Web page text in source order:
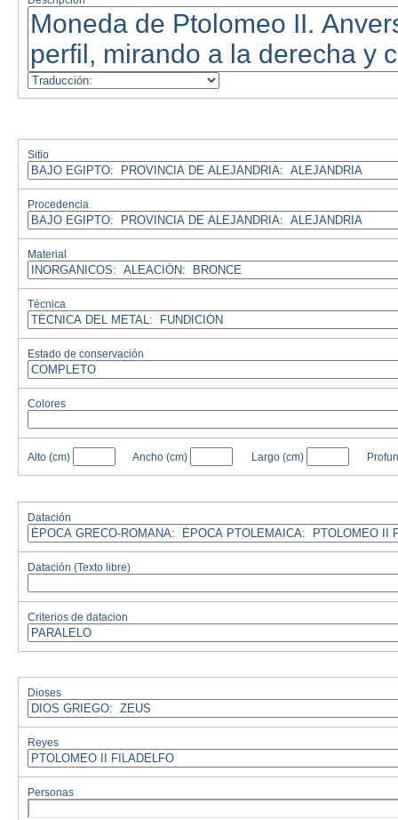
Sitio
Procedencia
Material
Técnica
Estado de conservación
Colores
Alto (cm) Ancho (cm) Largo(cm)
Datación
Datación (Texto libre)
Criterios de datacion
Dioses
Reyes
Personas